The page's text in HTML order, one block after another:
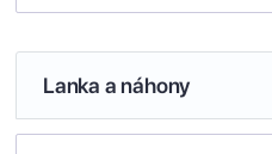
Lanka a náhony